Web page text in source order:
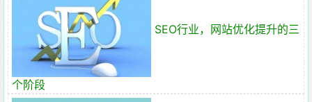
SEO行业，网站优化提升的三
个阶段